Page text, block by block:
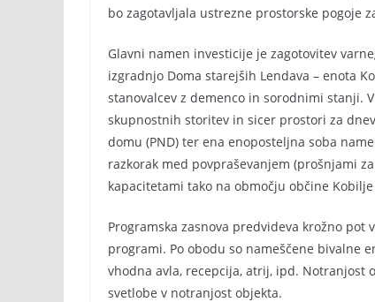
bo zagotavljala ustrezne prostorske pogoje
Glavni namen investicije je zagotovitev
izgradnjo Doma starejših Lendava – enota
stanovalcev z demenco in sorodnimi stanji.
skupnostnih storitev in sicer prostori za
domu (PND) ter ena enoposteljna soba
razkorak med povpraševanjem (prošnjami
kapacitetami tako na območju občine
Programska zasnova predvideva krožno
programi. Po obodu so nameščene bivalne
vhodna avla, recepcija, atrij, ipd. Notranjost
svetlobe v notranjost objekta.